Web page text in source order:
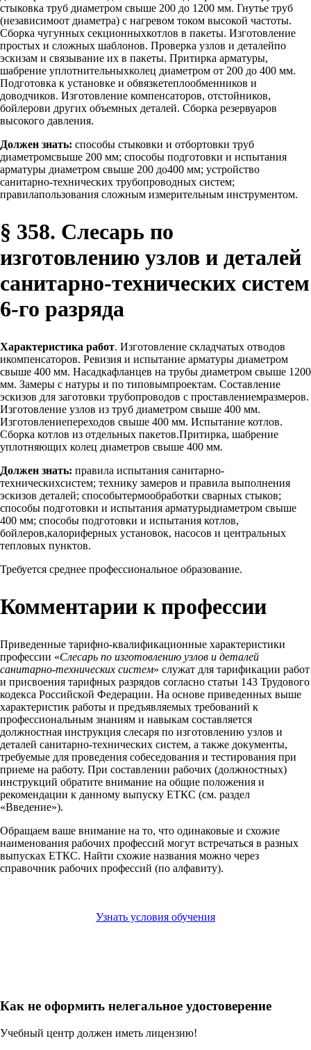
стыковка труб диаметром свыше 200 до 1200 мм. Гнутье труб
(независимоот диаметра) с нагревом током высокой частоты.
Сборка чугунных секционныхкотлов в пакеты. Изготовление
простых и сложных шаблонов. Проверка узлов и деталейпо
эскизам и связывание их в пакеты. Притирка арматуры,
шабрение уплотнительныхколец диаметром от 200 до 400 мм.
Подготовка к установке и обвязкетеплообменников и
доводчиков. Изготовление компенсаторов, отстойников,
бойлерови других объемных деталей. Сборка резервуаров
высокого давления.
Должен знать: способы стыковки и отбортовки труб
диаметромсвыше 200 мм; способы подготовки и испытания
арматуры диаметром свыше 200 до400 мм; устройство
санитарно-технических трубопроводных систем;
правилапользования сложным измерительным инструментом.
§ 358. Слесарь по
изготовлению узлов и деталей
санитарно-технических систем
6-го разряда
Характеристика работ. Изготовление складчатых отводов
икомпенсаторов. Ревизия и испытание арматуры диаметром
свыше 400 мм. Насадкафланцев на трубы диаметром свыше 1200
мм. Замеры с натуры и по типовымпроектам. Составление
эскизов для заготовки трубопроводов с проставлениемразмеров.
Изготовление узлов из труб диаметром свыше 400 мм.
Изготовлениепереходов свыше 400 мм. Испытание котлов.
Сборка котлов из отдельных пакетов.Притирка, шабрение
уплотняющих колец диаметров свыше 400 мм.
Должен знать: правила испытания санитарно-
техническихсистем; технику замеров и правила выполнения
эскизов деталей; способытермообработки сварных стыков;
способы подготовки и испытания арматурыдиаметром свыше
400 мм; способы подготовки и испытания котлов,
бойлеров,калориферных установок, насосов и центральных
тепловых пунктов.
Требуется среднее профессиональное образование.
Комментарии к профессии
Приведенные тарифно-квалификационные характеристики
профессии «Слесарь по изготовлению узлов и деталей
санитарно-технических систем» служат для тарификации работ
и присвоения тарифных разрядов согласно статьи 143 Трудового
кодекса Российской Федерации. На основе приведенных выше
характеристик работы и предъявляемых требований к
профессиональным знаниям и навыкам составляется
должностная инструкция слесаря по изготовлению узлов и
деталей санитарно-технических систем, а также документы,
требуемые для проведения собеседования и тестирования при
приеме на работу. При составлении рабочих (должностных)
инструкций обратите внимание на общие положения и
рекомендации к данному выпуску ЕТКС (см. раздел
«Введение»).
Обращаем ваше внимание на то, что одинаковые и схожие
наименования рабочих профессий могут встречаться в разных
выпусках ЕТКС. Найти схожие названия можно через
справочник рабочих профессий (по алфавиту).
Узнать условия обучения
Как не оформить нелегальное удостоверение
Учебный центр должен иметь лицензию!